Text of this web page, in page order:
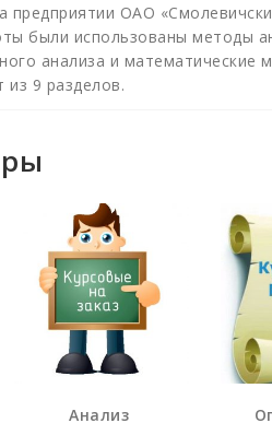
предприятии ОАО
были использованы методы
анализа и математические
из 9 разделов.
Анализ